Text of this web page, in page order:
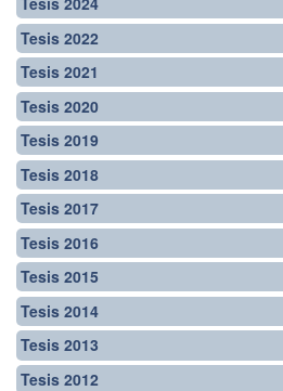
Tesis 2022
Tesis 2021
Tesis 2020
Tesis 2019
Tesis 2018
Tesis 2017
Tesis 2016
Tesis 2015
Tesis 2014
Tesis 2013
Tesis 2012